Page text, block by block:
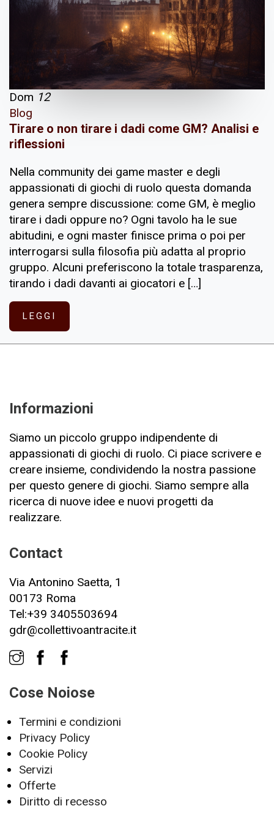
Dom 12
Blog
Tirare o non tirare i dadi come GM? Analisi e
riflessioni
Nella community dei game master e degli
appassionati di giochi di ruolo questa domanda
genera sempre discussione: come GM, è meglio
tirare i dadi oppure no? Ogni tavolo ha le sue
abitudini, e ogni master finisce prima o poi per
interrogarsi sulla filosofia più adatta al proprio
gruppo. Alcuni preferiscono la totale trasparenza,
tirando i dadi davanti ai giocatori e […]
LEGGI
Informazioni
Siamo un piccolo gruppo indipendente di
appassionati di giochi di ruolo. Ci piace scrivere e
creare insieme, condividendo la nostra passione
per questo genere di giochi. Siamo sempre alla
ricerca di nuove idee e nuovi progetti da
realizzare.
Contact
Via Antonino Saetta, 1
00173 Roma
Tel:+39 3405503694
gdr@collettivoantracite.it
Cose Noiose
Termini e condizioni
Privacy Policy
Cookie Policy
Servizi
Offerte
Diritto di recesso